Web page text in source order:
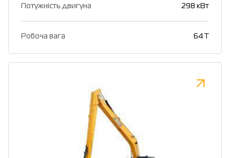
Потужність двигуна 298 кВт
Робоча вага 64 Т